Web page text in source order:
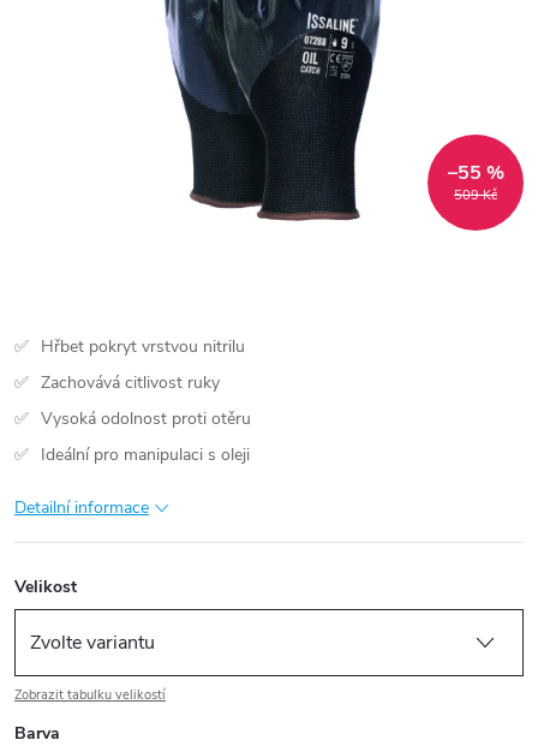
509 Kč
–55 %
Hřbet pokryt vrstvou nitrilu
Zachovává citlivost ruky
Vysoká odolnost proti otěru
Ideální pro manipulaci s oleji
Detailní informace
Velikost
Zobrazit tabulku velikostí
Barva